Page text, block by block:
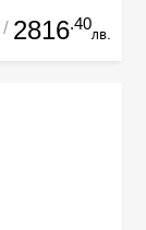
/ 2816.40
лв.